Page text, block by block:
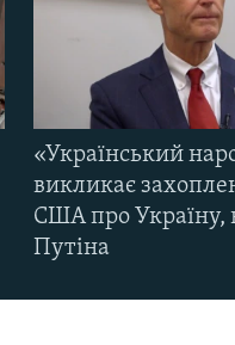
«Український
викликає
США про Україну,
Путіна